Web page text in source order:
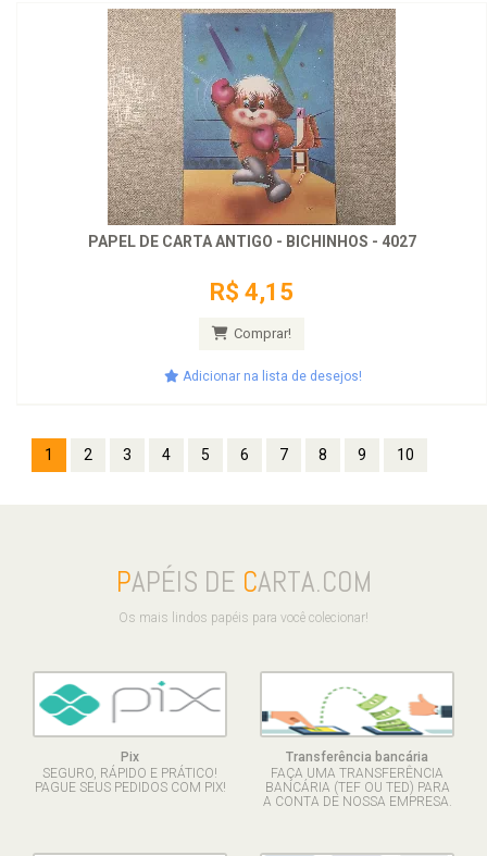
PAPEL DE CARTA ANTIGO - BICHINHOS - 4027
R$ 4,15
Comprar!
Adicionar na lista de desejos!
1 2 3 4 5 6 7 8 9 10
PAPÉIS DE CARTA.COM
Os mais lindos papéis para você colecionar!
Pix
SEGURO, RÁPIDO E PRÁTICO!
PAGUE SEUS PEDIDOS COM PIX!
Transferência bancária
FAÇA UMA TRANSFERÊNCIA
BANCÁRIA (TEF OU TED) PARA
A CONTA DE NOSSA EMPRESA.